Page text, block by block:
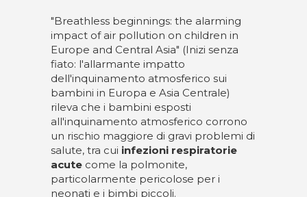
"Breathless beginnings: the alarming
impact of air pollution on children in
Europe and Central Asia" (Inizi senza
fiato: l'allarmante impatto
dell'inquinamento atmosferico sui
bambini in Europa e Asia Centrale)
rileva che i bambini esposti
all'inquinamento atmosferico corrono
un rischio maggiore di gravi problemi di
salute, tra cui infezioni respiratorie
acute come la polmonite,
particolarmente pericolose per i
neonati e i bimbi piccoli.